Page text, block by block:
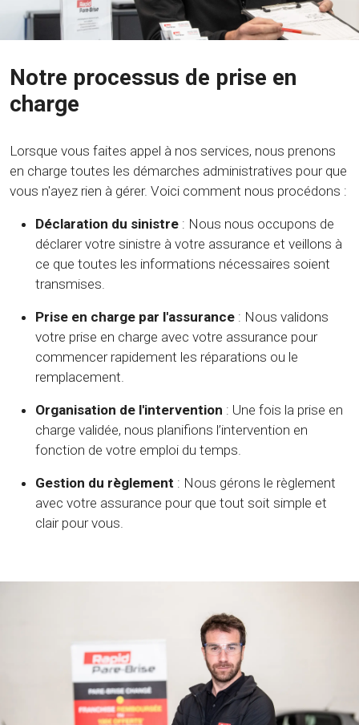
Notre processus de prise en
charge
Lorsque vous faites appel à nos services, nous prenons
en charge toutes les démarches administratives pour que
vous n'ayez rien à gérer. Voici comment nous procédons :
Déclaration du sinistre : Nous nous occupons de
déclarer votre sinistre à votre assurance et veillons à
ce que toutes les informations nécessaires soient
transmises.
Prise en charge par l'assurance : Nous validons
votre prise en charge avec votre assurance pour
commencer rapidement les réparations ou le
remplacement.
Organisation de l'intervention : Une fois la prise en
charge validée, nous planifions l’intervention en
fonction de votre emploi du temps.
Gestion du règlement : Nous gérons le règlement
avec votre assurance pour que tout soit simple et
clair pour vous.